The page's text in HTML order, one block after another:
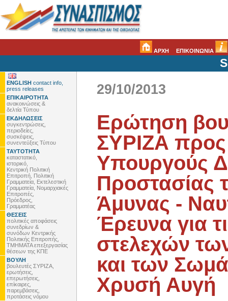
ΑΡΧΗ ΕΠΙΚΟΙΝΩΝΙΑ
ENGLISH contact info,
press releases
ΕΠΙΚΑΙΡΟΤΗΤΑ
ανακοινώσεις &
δελτία Τύπου
ΕΚΔΗΛΩΣΕΙΣ
συγκεντρώσεις,
περιοδείες,
συσκέψεις,
συνεντεύξεις Τύπου
ΤΑΥΤΟΤΗΤΑ
καταστατικό,
ιστορικό,
Κεντρική Πολιτική
Επιτροπή, Πολιτική
Γραμματεία, Εκτελεστική
Γραμματεία, Νομαρχιακές
Επιτροπές,
Πρόεδρος,
Γραμματέας
ΘΕΣΕΙΣ
πολιτικές αποφάσεις
συνεδρίων &
συνόδων Κεντρικής
Πολιτικής Επιτροπής,
ΤΜΗΜΑΤΑ επεξεργασίας
θέσεων της ΚΠΕ
ΒΟΥΛΗ
βουλευτές ΣΥΡΙΖΑ,
ερωτήσεις,
επερωτήσεις,
επίκαιρες,
παρεμβάσεις,
προτάσεις νόμου
29/10/2013
Ερώτηση
ΣΥΡΙΖΑ προς
Υπουργούς
Προστασίας
Άμυνας -
Έρευνα για
στελεχών
και των
Χρυσή Αυγή